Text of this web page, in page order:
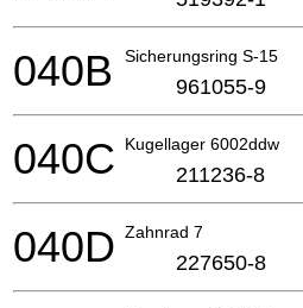
Sicherungsring S-15
040B 961055-9
Kugellager 6002ddw
040C 211236-8
Zahnrad 7
040D 227650-8